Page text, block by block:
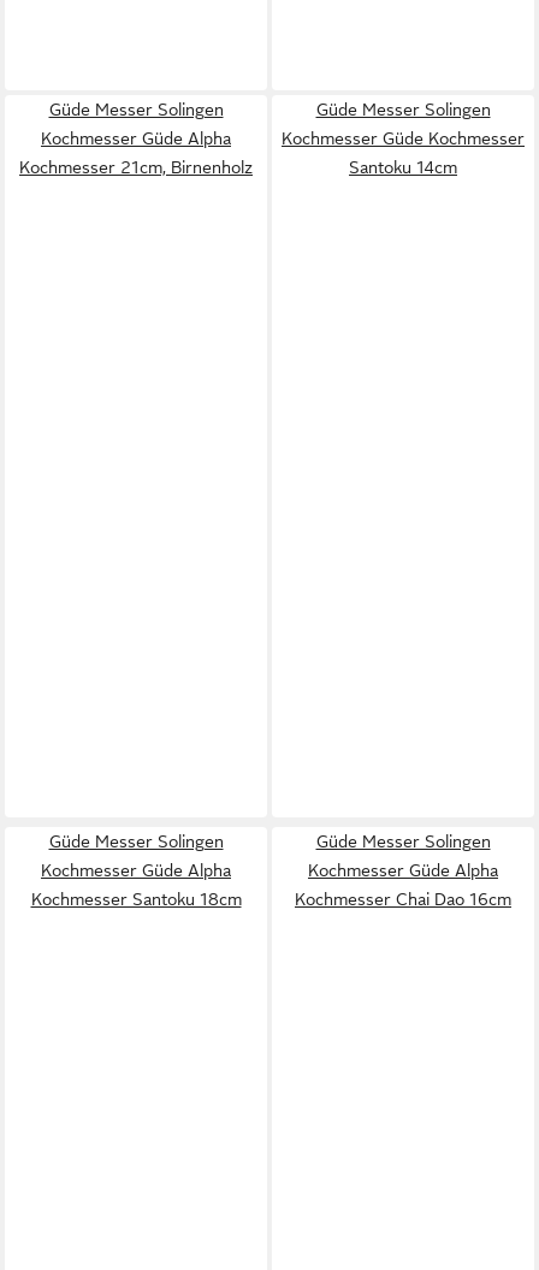
Güde Messer Solingen
Kochmesser Güde Alpha
Kochmesser 21cm, Birnenholz
Güde Messer Solingen
Kochmesser Güde Kochmesser
Santoku 14cm
Güde Messer Solingen
Kochmesser Güde Alpha
Kochmesser Santoku 18cm
Güde Messer Solingen
Kochmesser Güde Alpha
Kochmesser Chai Dao 16cm